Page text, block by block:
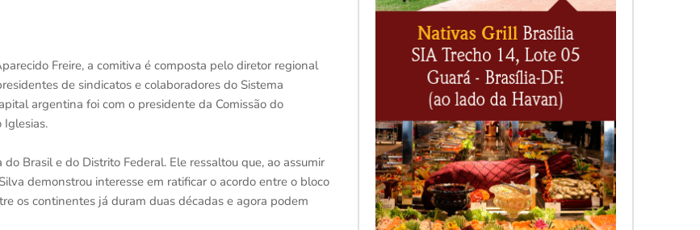
Freire, a comitiva é composta pelo diretor regional
de sindicatos e colaboradores do Sistema
argentina foi com o presidente da Comissão do
Iglesias.
Brasil e do Distrito Federal. Ele ressaltou que, ao assumir
demonstrou interesse em ratificar o acordo entre o bloco
os continentes já duram duas décadas e agora podem